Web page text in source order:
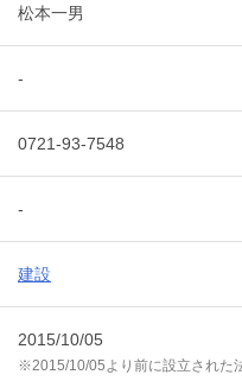
松本一男
-
0721-93-7548
-
建設
2015/10/05
※2015/10/05より前に設立された